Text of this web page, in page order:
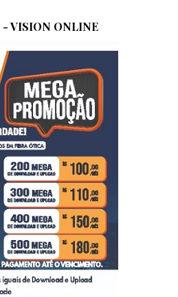
- VISION ONLINE